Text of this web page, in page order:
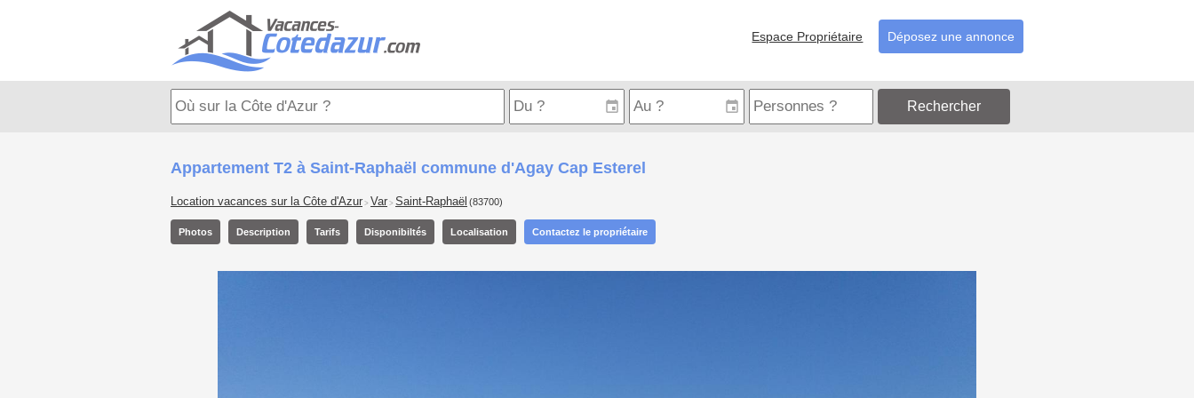
Espace Propriétaire Déposez une annonce
Rechercher
Appartement T2 à Saint-Raphaël commune d'Agay Cap Esterel
Location vacances sur la Côte d'Azur > Var > Saint-Raphaël (83700)
Photos Description Tarifs Disponibiltés Localisation Contactez le propriétaire